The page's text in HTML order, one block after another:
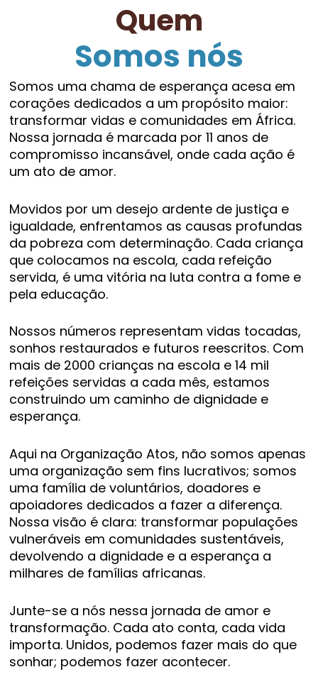
Quem
Somos nós
Somos uma chama de esperança acesa em
corações dedicados a um propósito maior:
transformar vidas e comunidades em África.
Nossa jornada é marcada por 11 anos de
compromisso incansável, onde cada ação é
um ato de amor.
Movidos por um desejo ardente de justiça e
igualdade, enfrentamos as causas profundas
da pobreza com determinação. Cada criança
que colocamos na escola, cada refeição
servida, é uma vitória na luta contra a fome e
pela educação.
Nossos números representam vidas tocadas,
sonhos restaurados e futuros reescritos. Com
mais de 2000 crianças na escola e 14 mil
refeições servidas a cada mês, estamos
construindo um caminho de dignidade e
esperança.
Aqui na Organização Atos, não somos apenas
uma organização sem fins lucrativos; somos
uma família de voluntários, doadores e
apoiadores dedicados a fazer a diferença.
Nossa visão é clara: transformar populações
vulneráveis em comunidades sustentáveis,
devolvendo a dignidade e a esperança a
milhares de famílias africanas.
Junte-se a nós nessa jornada de amor e
transformação. Cada ato conta, cada vida
importa. Unidos, podemos fazer mais do que
sonhar; podemos fazer acontecer.